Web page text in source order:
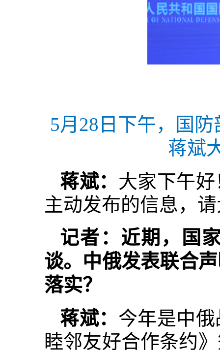
5月28日下午，国
蒋斌
蒋斌： 大家下午
主动发布的信息，
记者：近期，国
谈。中俄发表联合
落实？
蒋斌： 今年是中
睦邻友好合作条约